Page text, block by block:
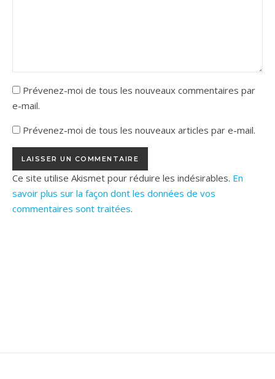
Prévenez-moi de tous les nouveaux commentaires par
e-mail.
Prévenez-moi de tous les nouveaux articles par e-mail.
Ce site utilise Akismet pour réduire les indésirables. En
savoir plus sur la façon dont les données de vos
commentaires sont traitées.